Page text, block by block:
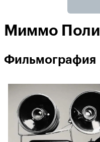
Миммо Поли
Фильмография